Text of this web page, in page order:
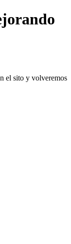
el sito y volveremos